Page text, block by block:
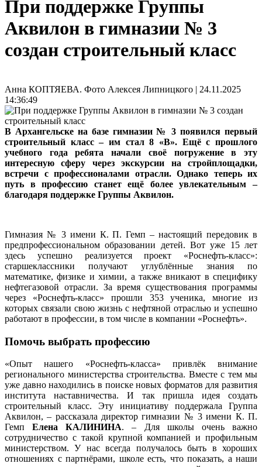
При поддержке Группы
Аквилон в гимназии № 3
создан строительный класс
Анна КОПТЯЕВА. Фото Алексея Липницкого | 24.11.2025
14:36:49
В Архангельске на базе гимназии № 3 появился первый
строительный класс – им стал 8 «В». Ещё с прошлого
учебного года ребята начали своё погружение в эту
интересную сферу через экскурсии на стройплощадки,
встречи с профессионалами отрасли. Однако теперь их
путь в профессию станет ещё более увлекательным –
благодаря поддержке Группы Аквилон.
Гимназия № 3 имени К. П. Гемп – настоящий передовик в
предпрофессиональном образовании детей. Вот уже 15 лет
здесь успешно реализуется проект «Роснефть-класс»:
старшеклассники получают углублённые знания по
математике, физике и химии, а также вникают в специфику
нефтегазовой отрасли. За время существования программы
через «Роснефть-класс» прошли 353 ученика, многие из
которых связали свою жизнь с нефтяной отраслью и успешно
работают в профессии, в том числе в компании «Роснефть».
Помочь выбрать профессию
«Опыт нашего «Роснефть-класса» привлёк внимание
регионального министерства строительства. Вместе с тем мы
уже давно находились в поиске новых форматов для развития
института наставничества. И так пришла идея создать
строительный класс. Эту инициативу поддержала Группа
Аквилон, – рассказала директор гимназии № 3 имени К. П.
ГемпЕлена КАЛИНИНА. – Для школы очень важно
сотрудничество с такой крупной компанией и профильным
министерством. У нас всегда получалось быть в хороших
отношениях с партнёрами, школе есть, что показать, а наши